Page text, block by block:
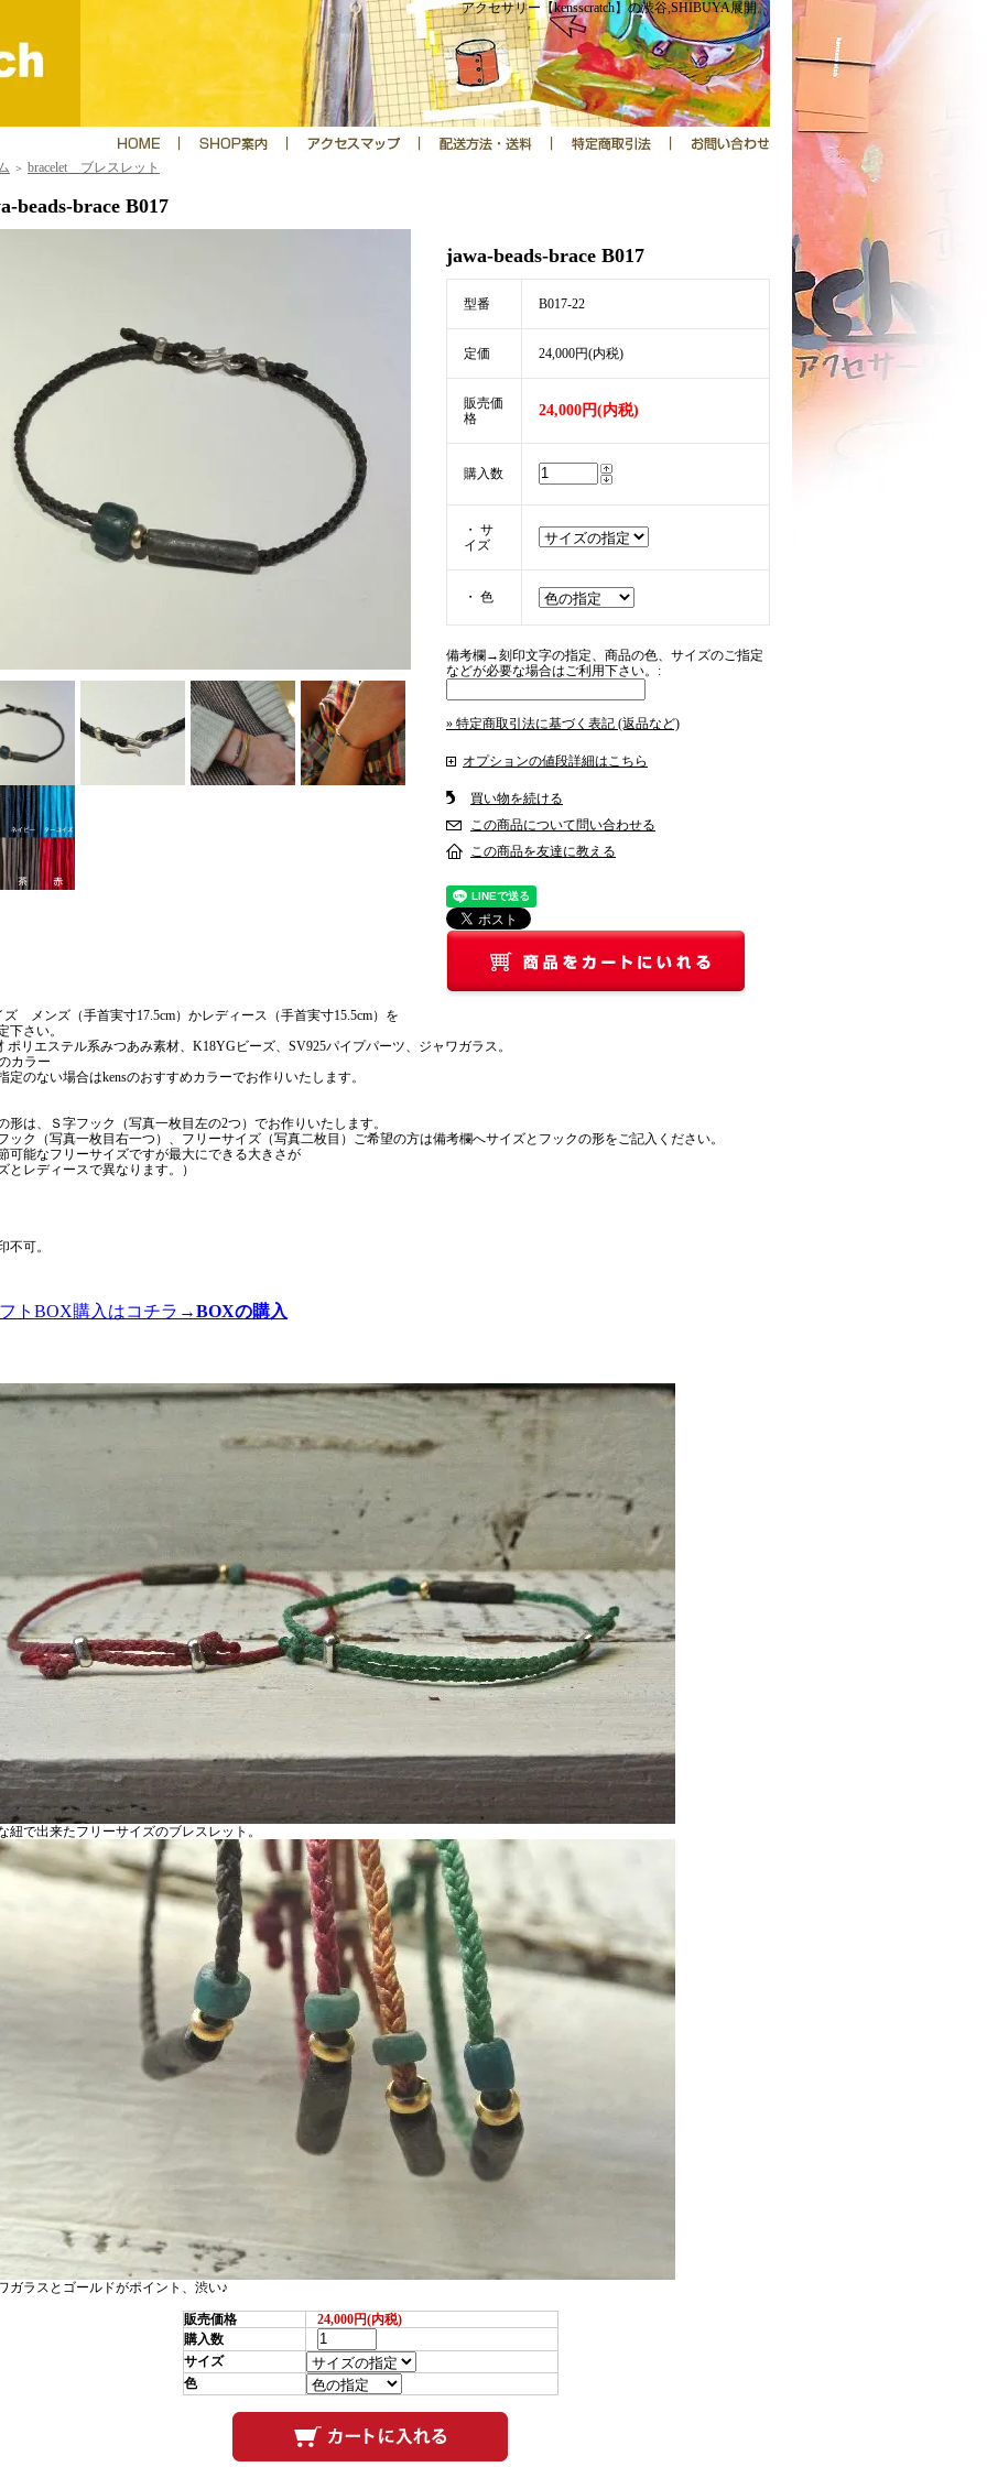
アクセサリー【kensscratch】の渋谷,SHIBUYA展開。
＞ bracelet ブレスレット
beads-brace B017
jawa-beads-brace B017
型番 B017-22
定価 24,000円(内税)
販売価
格
24,000円(内税)
購入数
・ サ
イズ
・ 色
備考欄→刻印文字の指定、商品の色、サイズのご指定
などが必要な場合はご利用下さい。:
» 特定商取引法に基づく表記 (返品など)
オプションの値段詳細はこちら
買い物を続ける
この商品について問い合わせる
この商品を友達に教える
ズ メンズ（手首実寸17.5cm）かレディース（手首実寸15.5cm）を
下さい。
ポリエステル系みつあみ素材、K18YGビーズ、SV925パイプパーツ、ジャワガラス。
カラー
定のない場合はkensのおすすめカラーでお作りいたします。
形は、Ｓ字フック（写真一枚目左の2つ）でお作りいたします。
ック（写真一枚目右一つ）、フリーサイズ（写真二枚目）ご希望の方は備考欄へサイズとフックの形をご記入ください。
可能なフリーサイズですが最大にできる大きさが
とレディースで異なります。）
不可。
トBOX購入はコチラ→BOXの購入
紐で出来たフリーサイズのブレスレット。
ガラスとゴールドがポイント、渋い♪
販売価格
24,000円(内税)
購入数
サイズ
色